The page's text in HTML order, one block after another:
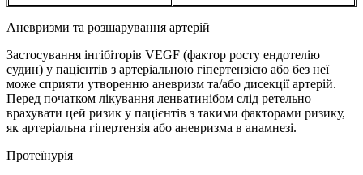
Аневризми та розшарування артерій
Застосування інгібіторів VEGF (фактор росту ендотелію
судин) у пацієнтів з артеріальною гіпертензією або без неї
може сприяти утворенню аневризм та/або дисекції артерій.
Перед початком лікування ленватинібом слід ретельно
врахувати цей ризик у пацієнтів з такими факторами ризику,
як артеріальна гіпертензія або аневризма в анамнезі.
Протеїнурія